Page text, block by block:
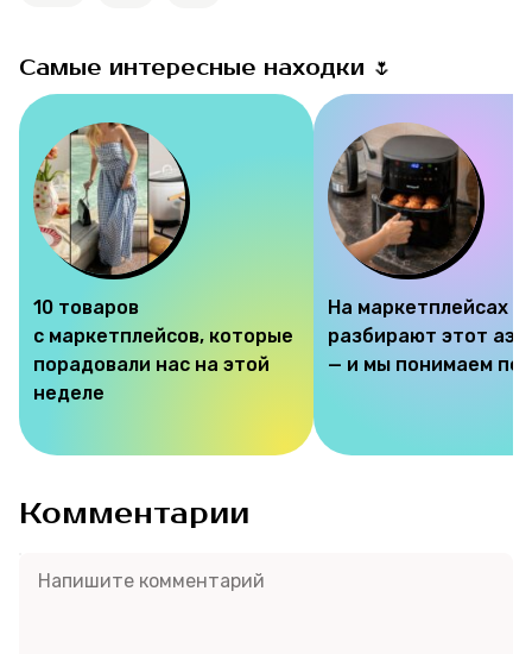
Самые интересные находки 🌷
10 товаров
с маркетплейсов, которые
порадовали нас на этой
неделе
На маркетплейсах
разбирают этот
— и мы понимаем
Комментарии